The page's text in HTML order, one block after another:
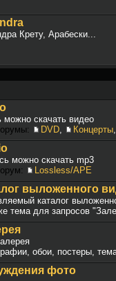
Крету, Арабески...
можно скачать видео
DVD, Концерты,
можно скачать mp3
Lossless/APE
выложенного
каталог
тема для запросов
обои, постеры,
фото